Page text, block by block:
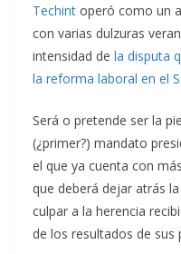
Techint operó como un
con varias dulzuras
intensidad de la disputa
la reforma laboral en el
Será o pretende ser la
(¿primer?) mandato
el que ya cuenta con
que deberá dejar atrás
culpar a la herencia
de los resultados de sus